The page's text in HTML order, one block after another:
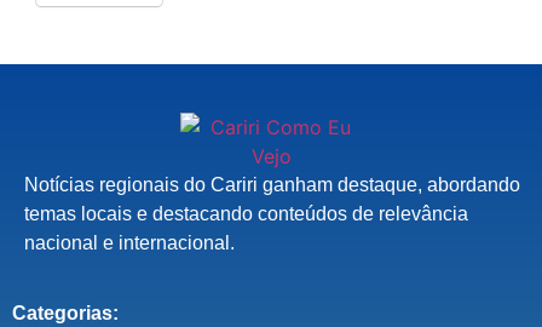
Notícias regionais do Cariri ganham destaque, abordando
temas locais e destacando conteúdos de relevância
nacional e internacional.
Categorias: